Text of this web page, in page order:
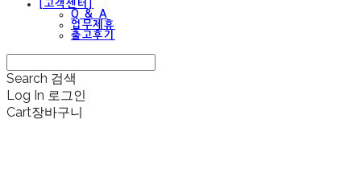
[고객센터]
Q & A
업무제휴
출고후기
Search 검색
Log In 로그인
Cart장바구니